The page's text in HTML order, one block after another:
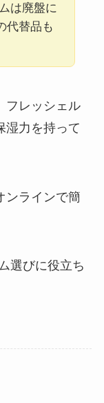
は廃盤に
代替品も
フレッシェル
湿力を持って
ンラインで簡
選びに役立ち